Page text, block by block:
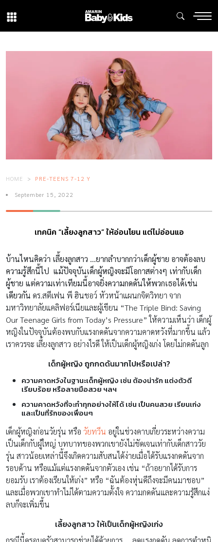
HOME PRE-TEENS 7-12 Y
September 15, 2022
เทคนิค “เลี้ยงลูกสาว” ให้อ่อนโยน แต่ไม่อ่อนแอ
บ้านไหนคิดว่า เลี้ยงลูกสาว …ยากลำบากกว่าเด็กผู้ชาย อาจต้องลบ
ความรู้สึกนี้ไป แม้ปัจจุบันเด็กผู้หญิงจะมีโอกาสต่างๆ เท่ากับเด็ก
ผู้ชาย แต่ความเท่าเทียมนี้อาจยิ่งความกดดันให้พวกเธอได้เช่น
เดียวกัน ดร.สตีเฟน พี ฮินชอว์ หัวหน้าแผนกจิตวิทยา จาก
มหาวิทยาลัยแคลิฟอร์เนียและผู้เขียน “The Triple Bind: Saving
Our Teenage Girls from Today’s Pressure” ให้ความเห็นว่า เด็กผู้
หญิงในปัจจุบันต้องพบกับแรงกดดันจากความคาดหวังที่มากขึ้น แล้ว
เราควรจะ เลี้ยงลูกสาว อย่างไรดี ให้เป็นเด็กผู้หญิงเก่ง โดยไม่กดดันลูก
เด็กผู้หญิง ถูกกดดันมากไปหรือเปล่า?
ความคาดหวังในฐานะเด็กผู้หญิง เช่น ต้องน่ารัก แต่งตัวดี
เรียบร้อย หรือลายมือสวย ฯลฯ
ความคาดหวังที่จะทำทุกอย่างให้ได้ เช่น เป็นคนสวย เรียนเก่ง
และเป็นที่รักของเพื่อนๆ
เด็กผู้หญิงก่อนวัยรุ่น หรือ วัยทวีน อยู่ในช่วงคาบเกี่ยวระหว่างความ
เป็นเด็กกับผู้ใหญ่ บทบาทของพวกเขายังไม่ชัดเจนเท่ากับเด็กสาววัย
รุ่น สาวน้อยเหล่านี้จึงเกิดความสับสนได้ง่ายเมื่อได้รับแรงกดดันจาก
รอบด้าน หรือแม้แต่แรงกดดันจากตัวเอง เช่น “ถ้าอยากได้รับการ
ยอมรับ เราต้องเรียนให้เก่ง” หรือ “ฉันต้องหุ่นดีถึงจะมีคนมาชอบ”
และเมื่อพวกเขาทำไม่ได้ตามความตั้งใจ ความกดดันและความรู้สึกแง่
ลบก็จะเพิ่มขึ้น
เลี้ยงลูกสาว ให้เป็นเด็กผู้หญิงเก่ง